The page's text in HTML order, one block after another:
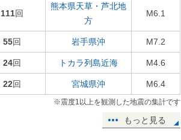
111回
熊本県天草・芦北地
方
M6.1
55回 岩手県沖 M7.2
24回 トカラ列島近海 M4.6
22回 宮城県沖 M6.4
※震度1以上を観測した地震の集計です
もっと見る